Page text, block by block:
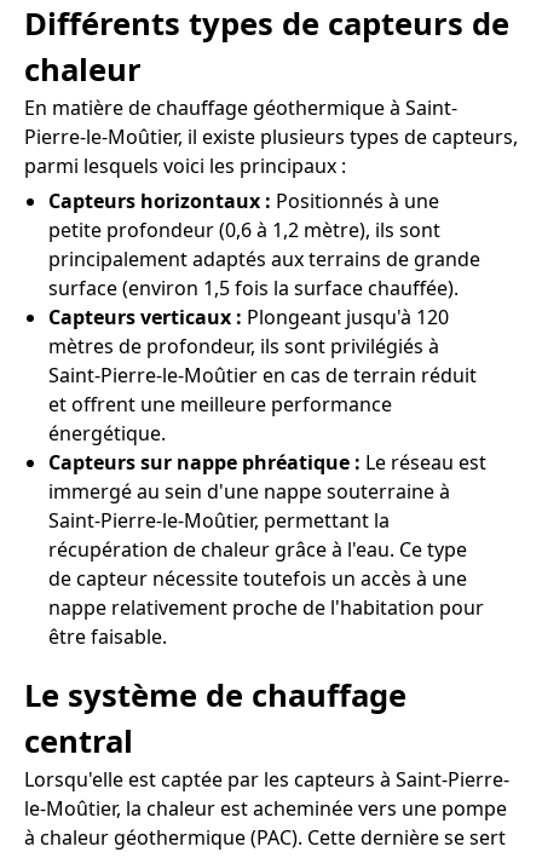
Différents types de capteurs de
chaleur
En matière de chauffage géothermique à Saint-
Pierre-le-Moûtier, il existe plusieurs types de capteurs,
parmi lesquels voici les principaux :
Capteurs horizontaux : Positionnés à une
petite profondeur (0,6 à 1,2 mètre), ils sont
principalement adaptés aux terrains de grande
surface (environ 1,5 fois la surface chauffée).
Capteurs verticaux : Plongeant jusqu'à 120
mètres de profondeur, ils sont privilégiés à
Saint-Pierre-le-Moûtier en cas de terrain réduit
et offrent une meilleure performance
énergétique.
Capteurs sur nappe phréatique : Le réseau est
immergé au sein d'une nappe souterraine à
Saint-Pierre-le-Moûtier, permettant la
récupération de chaleur grâce à l'eau. Ce type
de capteur nécessite toutefois un accès à une
nappe relativement proche de l'habitation pour
être faisable.
Le système de chauffage
central
Lorsqu'elle est captée par les capteurs à Saint-Pierre-
le-Moûtier, la chaleur est acheminée vers une pompe
à chaleur géothermique (PAC). Cette dernière se sert